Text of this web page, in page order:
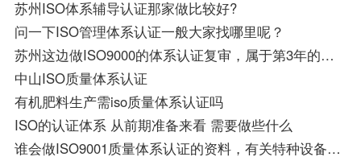
苏州ISO体系辅导认证那家做比较好?
问一下ISO管理体系认证一般大家找哪里呢？
苏州这边做ISO9000的体系认证复审，属于第3年的换证审核，大概需要多少钱。公司规模60人
中山ISO质量体系认证
有机肥料生产需iso质量体系认证吗
ISO的认证体系 从前期准备来看 需要做些什么
谁会做ISO9001质量体系认证的资料，有关特种设备安检、设备资料